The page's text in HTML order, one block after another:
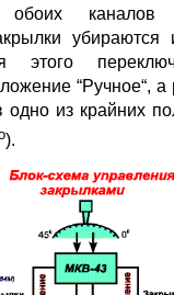
каналов
убираются
этого
“Ручное“, а
одно из крайних
).